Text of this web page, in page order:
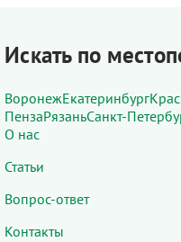
Искать по
ВоронежЕкатеринбург
ПензаРязаньСанкт-
О нас
Статьи
Вопрос-ответ
Контакты